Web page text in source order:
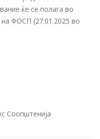
ќе се полага во
ФОСП (27.01.2025 во
Соопштенија